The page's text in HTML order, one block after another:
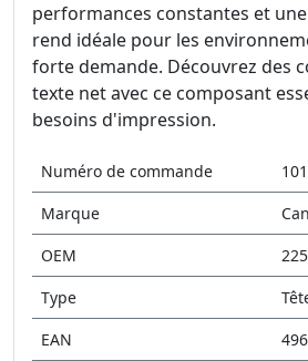
performances constantes et
rend idéale pour les
forte demande. Découvrez des
texte net avec ce composant
besoins d'impression.
Numéro de commande
Marque
OEM
Type
EAN